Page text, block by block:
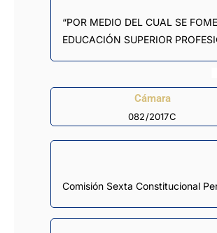
“POR MEDIO DEL CUAL SE
EDUCACIÓN SUPERIOR
Cámara
082/2017C
Comisión Sexta Constitucional